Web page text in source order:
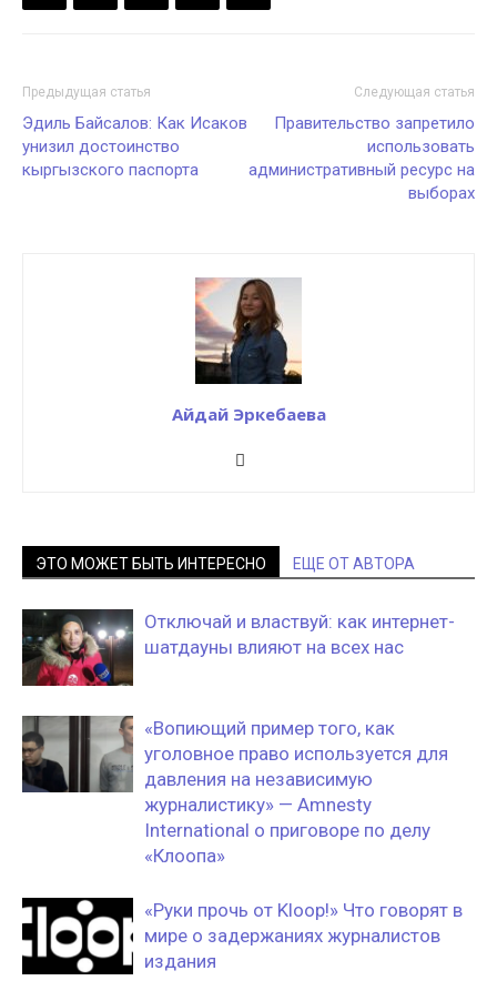
Предыдущая статья
Эдиль Байсалов: Как Исаков
унизил достоинство
кыргызского паспорта
Следующая статья
Правительство запретило
использовать
административный ресурс на
выборах
Айдай Эркебаева
ЭТО МОЖЕТ БЫТЬ ИНТЕРЕСНО ЕЩЕ ОТ АВТОРА
Отключай и властвуй: как интернет-
шатдауны влияют на всех нас
«Вопиющий пример того, как
уголовное право используется для
давления на независимую
журналистику» — Amnesty
International о приговоре по делу
«Клоопа»
«Руки прочь от Kloop!» Что говорят в
мире о задержаниях журналистов
издания